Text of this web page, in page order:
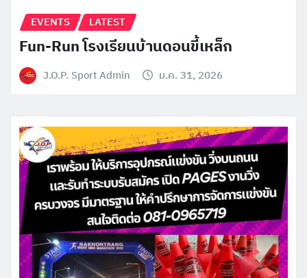
EVENTS LATEST
Fun-Run โรงเรียนบ้านดอนขี้เหล็ก
J.O.P. Sport Admin ม.ค. 31, 2026